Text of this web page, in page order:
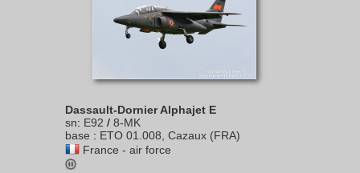
Dassault-Dornier Alphajet E
sn: E92 / 8-MK
base : ETO 01.008, Cazaux (FRA)
France - air force